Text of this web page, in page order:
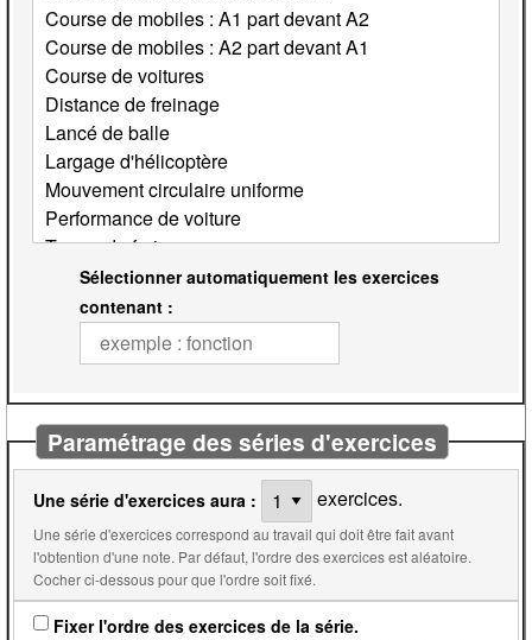
Sélectionner automatiquement les exercices
contenant :
Paramétrage des séries d'exercices
Une série d'exercices aura : exercices.
Une série d'exercices correspond au travail qui doit être fait avant
l'obtention d'une note. Par défaut, l'ordre des exercices est aléatoire.
Cocher ci-dessous pour que l'ordre soit fixé.
Fixer l'ordre des exercices de la série.